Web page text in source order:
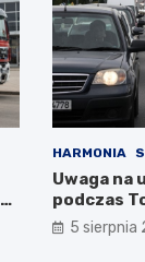
HARMONIA
Uwaga na
podczas
5 sierpnia